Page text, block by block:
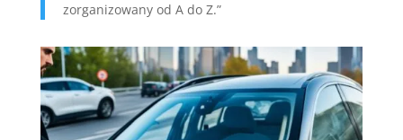
zorganizowany od A do Z.”